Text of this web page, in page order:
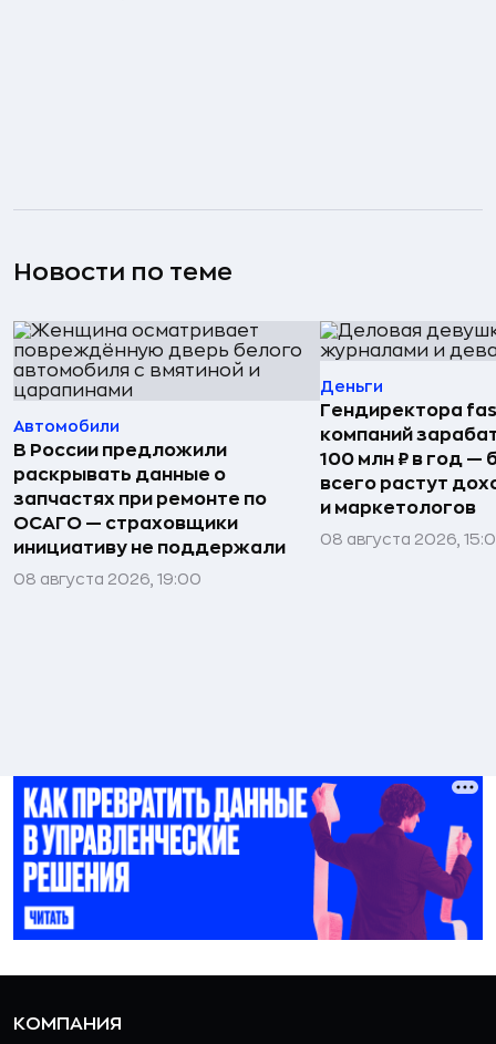
Новости по теме
Автомобили
В России предложили
раскрывать данные о
запчастях при ремонте по
ОСАГО — страховщики
инициативу не поддержали
08 августа 2026, 19:00
Деньги
Гендиректора
компаний
100 млн ₽ в год —
всего растут
и маркетологов
08 августа 2026,
КОМПАНИЯ